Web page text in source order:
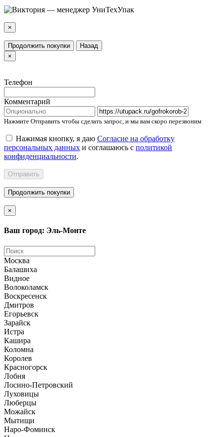
×
Продолжить покупки
Назад
×
Телефон
Комментарий
Нажмите Отправить чтобы сделать запрос, и мы вам скоро перезвоним
Нажимая кнопку, я даю Согласие на обработку
персональных данных и соглашаюсь с политикой
конфиденциальности.
Отправить
Продолжить покупки
×
Ваш город: Эль-Монте
Москва
Балашиха
Видное
Волоколамск
Воскресенск
Дмитров
Егорьевск
Зарайск
Истра
Кашира
Коломна
Королев
Красногорск
Лобня
Лосино-Петровский
Луховицы
Люберцы
Можайск
Мытищи
Наро-Фоминск